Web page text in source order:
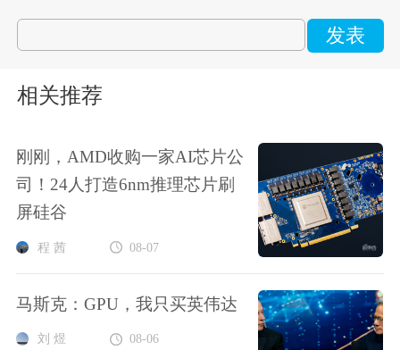
发表
相关推荐
刚刚，AMD收购一家AI芯片公
司！24人打造6nm推理芯片刷
屏硅谷
程 茜 08-07
马斯克：GPU，我只买英伟达
刘 煜 08-06